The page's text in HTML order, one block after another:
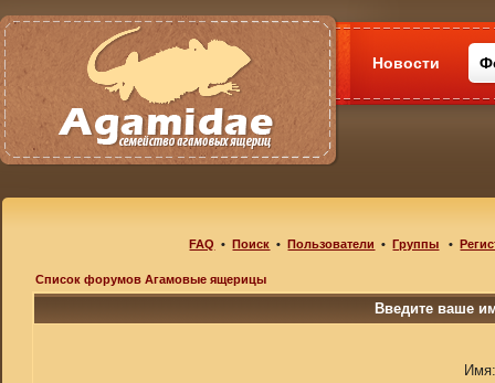
Новости
FAQ •Поиск •Пользователи •Группы •
Список форумов Агамовые ящерицы
Введите ваше
Имя: